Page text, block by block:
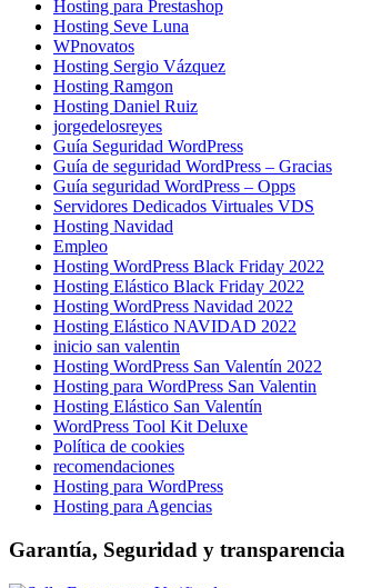
Hosting para Prestashop
Hosting Seve Luna
WPnovatos
Hosting Sergio Vázquez
Hosting Ramgon
Hosting Daniel Ruiz
jorgedelosreyes
Guía Seguridad WordPress
Guía de seguridad WordPress – Gracias
Guía seguridad WordPress – Opps
Servidores Dedicados Virtuales VDS
Hosting Navidad
Empleo
Hosting WordPress Black Friday 2022
Hosting Elástico Black Friday 2022
Hosting WordPress Navidad 2022
Hosting Elástico NAVIDAD 2022
inicio san valentin
Hosting WordPress San Valentín 2022
Hosting para WordPress San Valentin
Hosting Elástico San Valentín
WordPress Tool Kit Deluxe
Política de cookies
recomendaciones
Hosting para WordPress
Hosting para Agencias
Garantía, Seguridad y transparencia